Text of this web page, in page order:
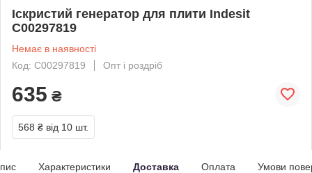
Іскристий генератор для плити Indesit
C00297819
Немає в наявності
Код: C00297819
Опт і роздріб
635 ₴
568 ₴ від 10 шт.
Характеристики Доставка Оплата Умови